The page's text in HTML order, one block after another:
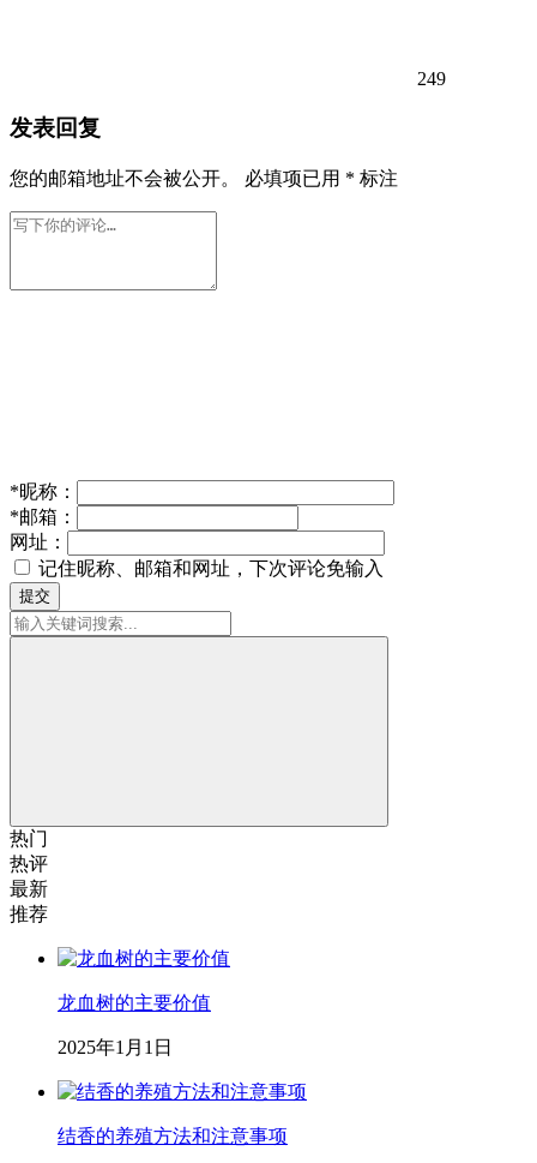
249
发表回复
您的邮箱地址不会被公开。 必填项已用 * 标注
*昵称：
*邮箱：
网址：
记住昵称、邮箱和网址，下次评论免输入
提交
热门
热评
最新
推荐
龙血树的主要价值
2025年1月1日
结香的养殖方法和注意事项